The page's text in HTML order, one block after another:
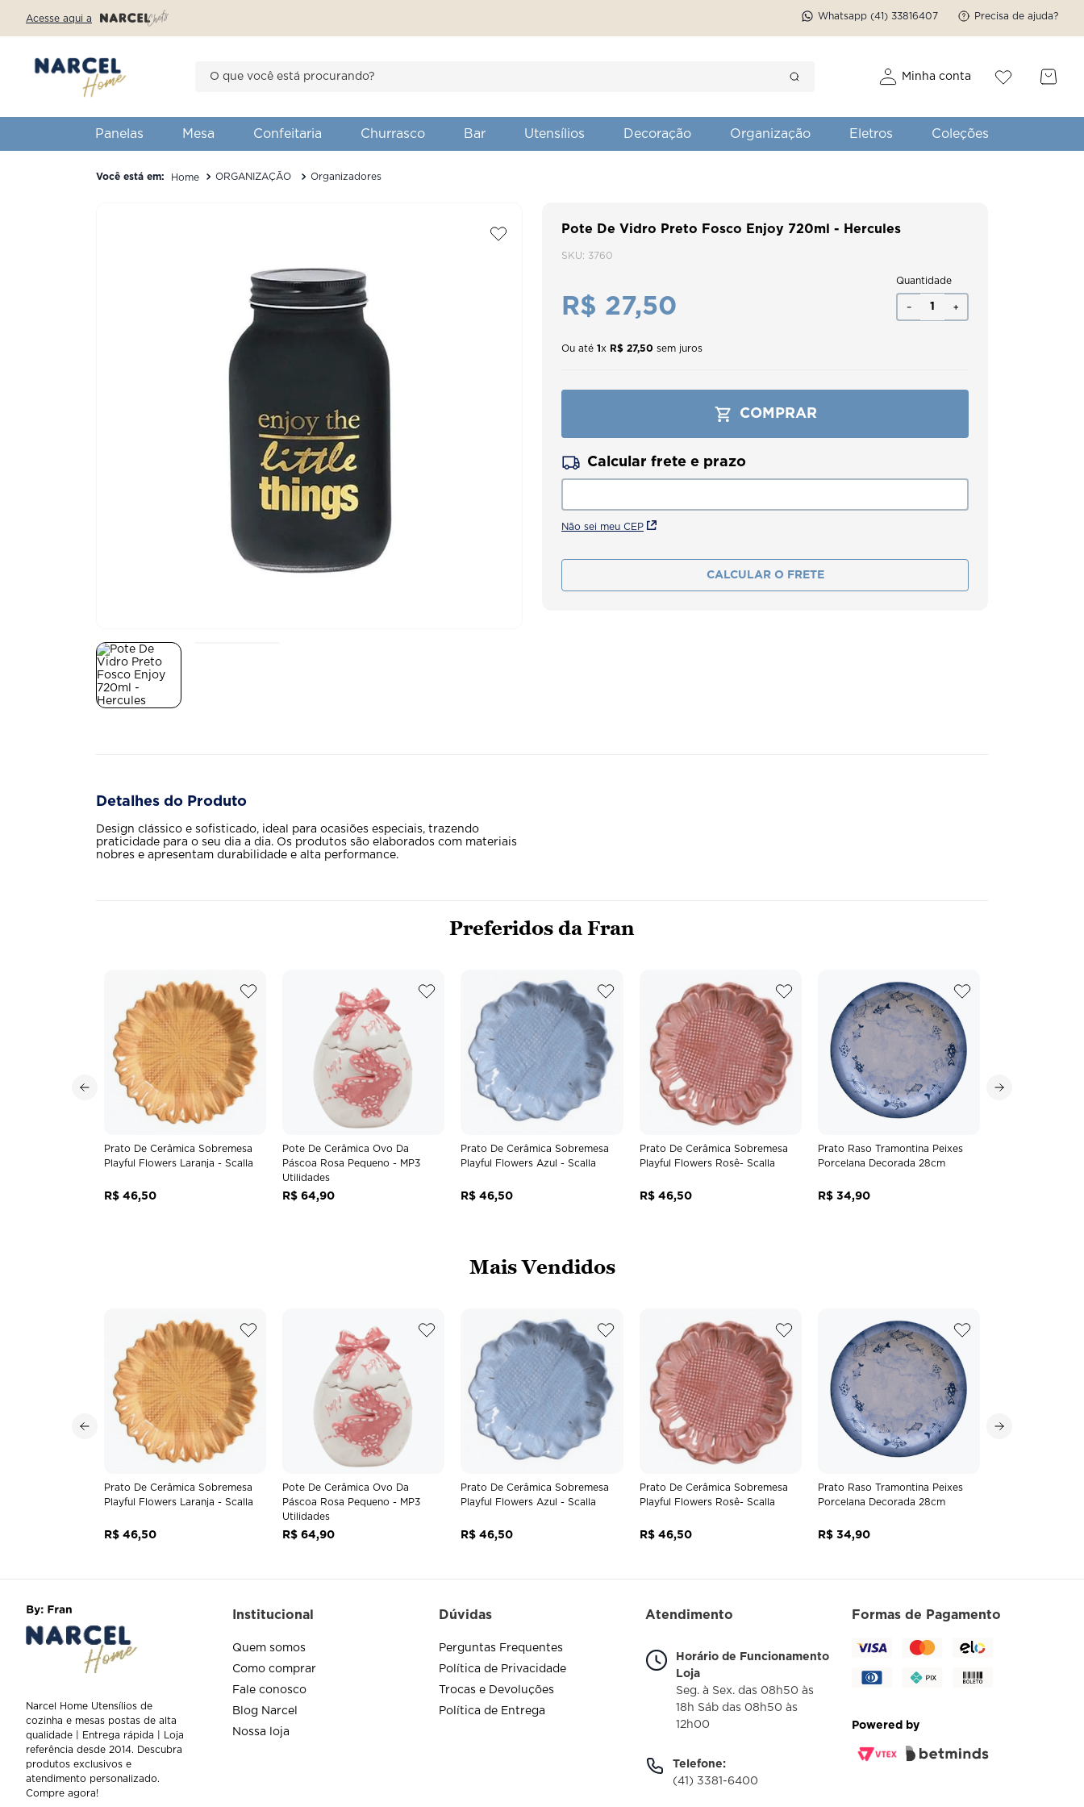
Acesse aqui a Whatsapp (41) 33816407 Precisa de ajuda?
Minha conta
Panelas Mesa Confeitaria Churrasco Bar Utensílios Decoração Organização Eletros Coleções
ORGANIZAÇÃO Organizadores
Pote De Vidro Preto Fosco Enjoy 720ml - Hercules
SKU: 3760
R$ 27,50
Quantidade
＋
－
Ou até 1x R$ 27,50 sem juros
COMPRAR
Não sei meu CEP
CALCULAR O FRETE
Detalhes do Produto
Design clássico e sofisticado, ideal para ocasiões especiais, trazendo
praticidade para o seu dia a dia. Os produtos são elaborados com materiais
nobres e apresentam durabilidade e alta performance.
Preferidos da Fran
Prato De Cerâmica Sobremesa
Playful Flowers Laranja - Scalla
R$ 46,50
Pote De Cerâmica Ovo Da
Páscoa Rosa Pequeno - MP3
Utilidades
R$ 64,90
Prato De Cerâmica Sobremesa
Playful Flowers Azul - Scalla
R$ 46,50
Prato De Cerâmica Sobremesa
Playful Flowers Rosê- Scalla
R$ 46,50
Prato Raso Tramontina Peixes
Porcelana Decorada 28cm
R$ 34,90
Mais Vendidos
Prato De Cerâmica Sobremesa
Playful Flowers Laranja - Scalla
R$ 46,50
Pote De Cerâmica Ovo Da
Páscoa Rosa Pequeno - MP3
Utilidades
R$ 64,90
Prato De Cerâmica Sobremesa
Playful Flowers Azul - Scalla
R$ 46,50
Prato De Cerâmica Sobremesa
Playful Flowers Rosê- Scalla
R$ 46,50
Prato Raso Tramontina Peixes
Porcelana Decorada 28cm
R$ 34,90
Narcel Home Utensílios de
cozinha e mesas postas de alta
qualidade | Entrega rápida | Loja
referência desde 2014. Descubra
produtos exclusivos e
atendimento personalizado.
Compre agora!
Institucional
Quem somos
Como comprar
Fale conosco
Blog Narcel
Nossa loja
Dúvidas
Perguntas Frequentes
Política de Privacidade
Trocas e Devoluções
Política de Entrega
Atendimento
Horário de Funcionamento
Loja
Seg. à Sex. das 08h50 às
18h Sáb das 08h50 às
12h00
Telefone:
(41) 3381-6400
Formas de Pagamento
Powered by
1º
forma
6º
ceramica
7º
prato tramontina 28 cm
fresh garden